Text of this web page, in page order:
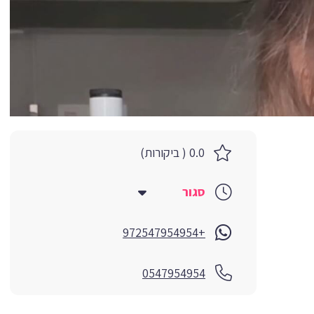
0.0 ( ביקורות)
סגור
+972547954954
0547954954